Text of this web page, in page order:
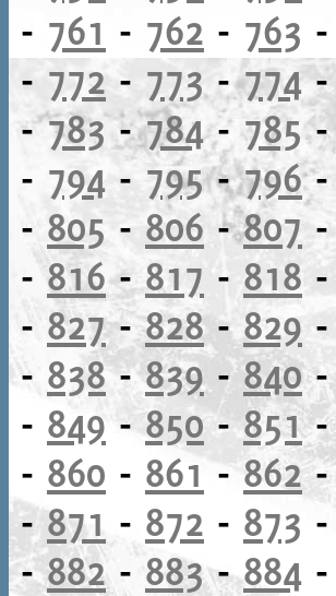
- 761 - 762 - 763 -
- 772 - 773 -774
-783-784- 785
- 794 - 795-796-
- 805- 806 -807-
-816-817 - 818-
- 827-828- 829-
- 838-839-840
- 849 -850-851
- 860 - 861-862
-871 - 872 - 873 -
-882 -883-884 -